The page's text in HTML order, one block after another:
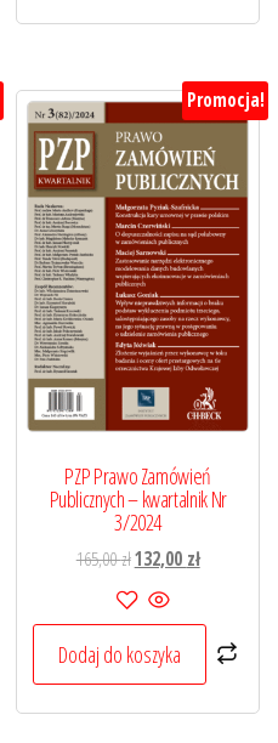
Promocja!
PZP Prawo Zamówień
Publicznych – kwartalnik Nr
3/2024
165,00złPierwotna
cena
wynosiła:
165,00 zł.
132,00 złAktualna
132,00 zł.
Dodaj do koszyka